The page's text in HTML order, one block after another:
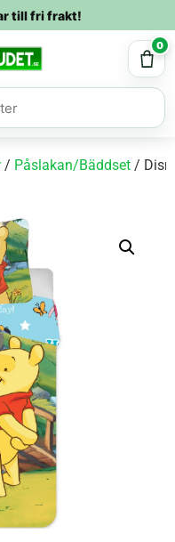
till fri frakt!
0
/ Påslakan/Bäddset /